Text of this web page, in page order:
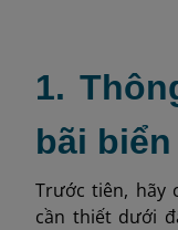
1.
bãi
Trước tiên, hãy
cần thiết dưới